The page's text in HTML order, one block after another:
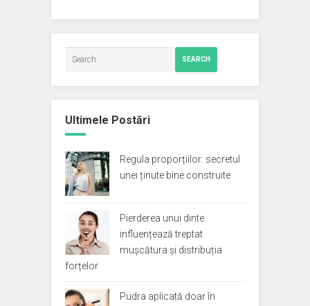
SEARCH
Ultimele Postări
Regula proporțiilor: secretul
unei ținute bine construite
Pierderea unui dinte
influențează treptat
mușcătura și distribuția
forțelor
Pudra aplicată doar în